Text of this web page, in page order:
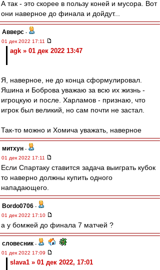
А так - это скорее в пользу коней и мусора. Вот
они наверное до финала и дойдут...
Авверс -
01 дек 2022 17:11
agk » 01 дек 2022 13:47
Я, наверное, не до конца сформулировал.
Яшина и Боброва уважаю за всю их жизнь -
игроцкую и после. Харламов - признаю, что
игрок был великий, но сам почти не застал.
Так-то можно и Хомича уважать, наверное
митхун -
01 дек 2022 17:11
Если Спартаку ставится задача выиграть кубок
то наверно должны купить одного
нападающего.
Bordo0706 -
01 дек 2022 17:10
а у бомжей до финала 7 матчей ?
словесник -
01 дек 2022 17:09
slava1 » 01 дек 2022, 17:01